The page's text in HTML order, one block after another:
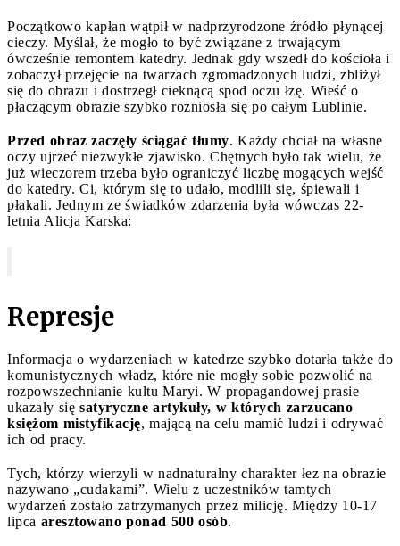
Początkowo kapłan wątpił w nadprzyrodzone źródło płynącej
cieczy. Myślał, że mogło to być związane z trwającym
ówcześnie remontem katedry. Jednak gdy wszedł do kościoła i
zobaczył przejęcie na twarzach zgromadzonych ludzi, zbliżył
się do obrazu i dostrzegł cieknącą spod oczu łzę. Wieść o
płaczącym obrazie szybko rozniosła się po całym Lublinie.
Przed obraz zaczęły ściągać tłumy. Każdy chciał na własne
oczy ujrzeć niezwykłe zjawisko. Chętnych było tak wielu, że
już wieczorem trzeba było ograniczyć liczbę mogących wejść
do katedry. Ci, którym się to udało, modlili się, śpiewali i
płakali. Jednym ze świadków zdarzenia była wówczas 22-
letnia Alicja Karska:
Represje
Informacja o wydarzeniach w katedrze szybko dotarła także do
komunistycznych władz, które nie mogły sobie pozwolić na
rozpowszechnianie kultu Maryi. W propagandowej prasie
ukazały się satyryczne artykuły, w których zarzucano
księżom mistyfikację, mającą na celu mamić ludzi i odrywać
ich od pracy.
Tych, którzy wierzyli w nadnaturalny charakter łez na obrazie
nazywano „cudakami”. Wielu z uczestników tamtych
wydarzeń zostało zatrzymanych przez milicję. Między 10-17
lipca aresztowano ponad 500 osób.